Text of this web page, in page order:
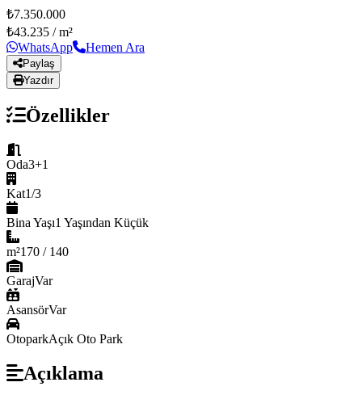
₺7.350.000
₺43.235 / m²
WhatsApp
Hemen Ara
Paylaş
Yazdır
Özellikler
Oda3+1
Kat1/3
Bina Yaşı1 Yaşından Küçük
m²170 / 140
GarajVar
AsansörVar
OtoparkAçık Oto Park
Açıklama